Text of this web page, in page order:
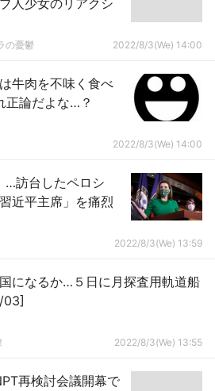
人少女のリアクシ
の憂鬱 2022/8/3(We) 14:00
牛肉を不味く食べ
正論だよな…？
2022/8/3(We) 14:00
…訪台したペロシ
近平主席」を痛烈
2022/8/3(We) 13:59
になるか…５日に月探査用軌道船
03]
2022/8/3(We) 13:55
再検討会議開幕で